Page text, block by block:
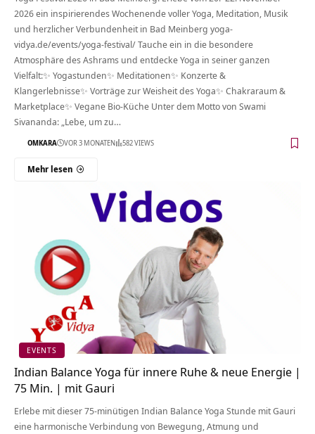
2026 ein inspirierendes Wochenende voller Yoga, Meditation, Musik
und herzlicher Verbundenheit in Bad Meinberg yoga-
vidya.de/events/yoga-festival/ Tauche ein in die besondere
Atmosphäre des Ashrams und entdecke Yoga in seiner ganzen
Vielfalt:✨ Yogastunden✨ Meditationen✨ Konzerte &
Klangerlebnisse✨ Vorträge zur Weisheit des Yoga✨ Chakraraum &
Marketplace✨ Vegane Bio-Küche Unter dem Motto von Swami
Sivananda: „Lebe, um zu…
OMKARA VOR 3 MONATEN 582 VIEWS
Mehr lesen
EVENTS
Indian Balance Yoga für innere Ruhe & neue Energie |
75 Min. | mit Gauri
Erlebe mit dieser 75-minütigen Indian Balance Yoga Stunde mit Gauri
eine harmonische Verbindung von Bewegung, Atmung und